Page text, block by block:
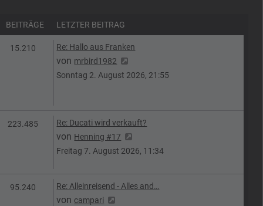
BEITRÄGE LETZTER BEITRAG
15.210 BeiträgeLetzter Beitrag
Re: Hallo aus Franken
von mrbird1982
Sonntag 2. August 2026, 21:55
223.485 BeiträgeLetzter Beitrag
Re: Ducati wird verkauft?
von Henning #17
Freitag 7. August 2026, 11:34
95.240 BeiträgeLetzter Beitrag
Re: Alleinreisend - Alles and…
von campari